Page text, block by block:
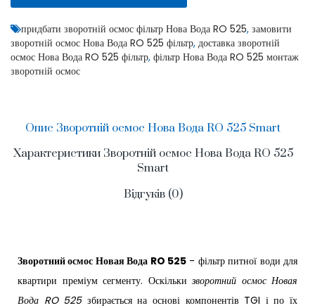
придбати зворотній осмос фільтр Нова Вода RO 525, замовити
зворотній осмос Нова Вода RO 525 фільтр, доставка зворотній
осмос Нова Вода RO 525 фільтр, фільтр Нова Вода RO 525 монтаж
зворотній осмос
Опис Зворотній осмос Нова Вода RO 525 Smart
Характеристики Зворотній осмос Нова Вода RO 525
Smart
Відгуків (0)
Зворотний осмос Новая Вода RO 525 - фільтр питної води для
квартири преміум сегменту. Оскільки зворотний осмос Новая
Вода RO 525збирається на основі компонентів TGI і по їх